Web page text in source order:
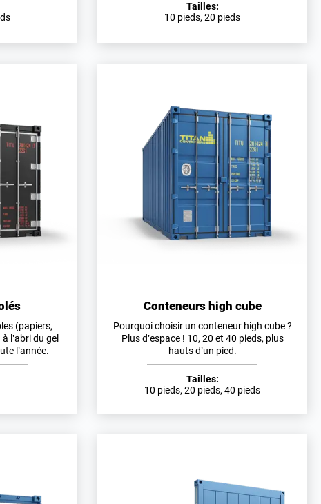
Tailles:
10 pieds, 20 pieds
(papiers,
l’abri du gel
l’année.
Conteneurs high cube
Pourquoi choisir un conteneur high cube ?
Plus d’espace ! 10, 20 et 40 pieds, plus
hauts d’un pied.
Tailles:
10 pieds, 20 pieds, 40 pieds